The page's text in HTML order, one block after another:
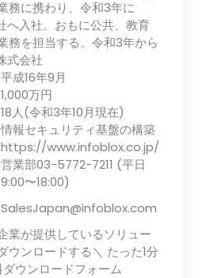
務に携わり、令和3年に
入社。おもに公共、教育
務を担当する。令和3年から
式会社
平成16年9月
1,000万円
18人(令和3年10月現在)
情報セキュリティ基盤の構築
https://www.infoblox.co.jp/
営業部03-5772-7211 (平日
9:00〜18:00)
SalesJapan@infoblox.com
業が提供しているソリュー
ウンロードする＼ たった1分
ウンロードフォーム